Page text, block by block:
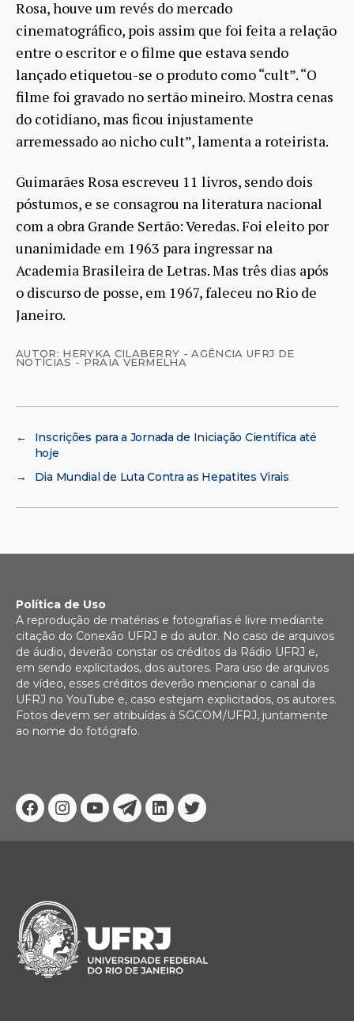
Rosa, houve um revés do mercado
cinematográfico, pois assim que foi feita a relação
entre o escritor e o filme que estava sendo
lançado etiquetou-se o produto como “cult”. “O
filme foi gravado no sertão mineiro. Mostra cenas
do cotidiano, mas ficou injustamente
arremessado ao nicho cult”, lamenta a roteirista.
Guimarães Rosa escreveu 11 livros, sendo dois
póstumos, e se consagrou na literatura nacional
com a obra Grande Sertão: Veredas. Foi eleito por
unanimidade em 1963 para ingressar na
Academia Brasileira de Letras. Mas três dias após
o discurso de posse, em 1967, faleceu no Rio de
Janeiro.
AUTOR: HERYKA CILABERRY - AGÊNCIA UFRJ DE
NOTÍCIAS - PRAIA VERMELHA
←
Inscrições para a Jornada de Iniciação Científica até
hoje
→
Dia Mundial de Luta Contra as Hepatites Virais
Facebook
Instagram
YoutubeTelegram
Linkedin
Twitter
Política de Uso
A reprodução de matérias e fotografias é livre mediante
citação do Conexão UFRJ e do autor. No caso de arquivos
de áudio, deverão constar os créditos da Rádio UFRJ e,
em sendo explicitados, dos autores. Para uso de arquivos
de vídeo, esses créditos deverão mencionar o canal da
UFRJ no YouTube e, caso estejam explicitados, os autores.
Fotos devem ser atribuídas à SGCOM/UFRJ, juntamente
ao nome do fotógrafo.